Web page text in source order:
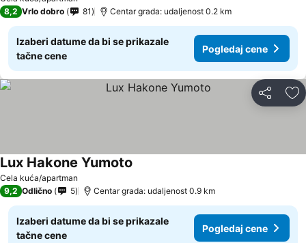
8,2 Vrlo dobro 81 Centar grada: udaljenost 0.2 km
Izaberi datume da bi se prikazale
tačne cene
Pogledaj cene
Deli
Cela kuća/apartman
Lux Hakone Yumoto
9,2 Odlično 5 Centar grada: udaljenost 0.9 km
Izaberi datume da bi se prikazale
tačne cene
Pogledaj cene